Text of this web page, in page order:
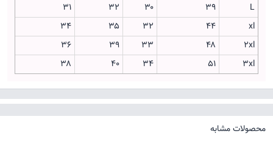
L
۳۹ ۳۰ ۳۲
۳۱
xl
۴۴ ۳۲ ۳۵
۳۴
2xl
۴۸ ۳۳ ۳۹
۳۶
3xl
۵۱ ۳۴ ۴۰ ۳۸
محصولات مشابه